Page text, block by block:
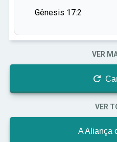
Gênesis 17:2
VER

VER
A Aliança